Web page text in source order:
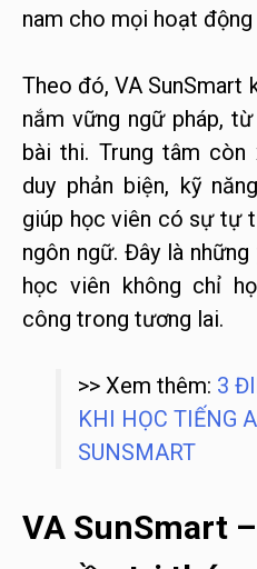
nam cho mọi hoạt
Theo đó, VA SunSmart
nắm vững ngữ pháp,
bài thi. Trung tâm
duy phản biện, kỹ
giúp học viên có sự tự
ngôn ngữ. Đây là
học viên không chỉ
công trong tương lai.
>> Xem thêm: 3
KHI HỌC TIẾNG
SUNSMART
VA SunSmart